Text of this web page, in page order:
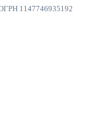
1147746935192